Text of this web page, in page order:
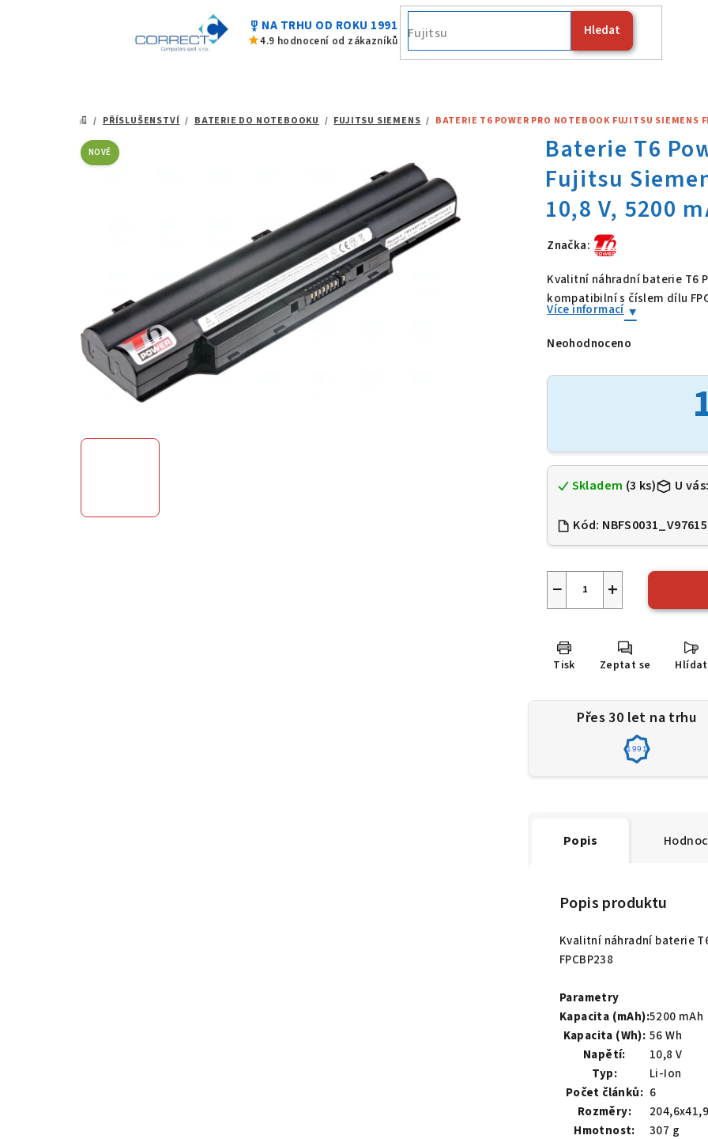
military_tech NA TRHU OD ROKU 1991
star4.9 hodnocení od zákazníků
Hledat
Fujitsu
DOMŮ
/ PŘÍSLUŠENSTVÍ / BATERIE DO NOTEBOOKU / FUJITSU SIEMENS / BATERIE T6 POWER PRO NOTEBOOK FUJITSU
Značka:
Baterie T6
Kvalitní náhradní baterie T6
kompatibilní s číslem dílu
Více informací
Průměrné
produktu
je
Neohodnoceno
Skladem (3 ks) U vás:
Kód: NBFS0031_V97615
+
−
Tisk Zeptat se Hlídat
NOVÉ
Přes 30 let na trhu
1991
Popis
Popis produktu
Kvalitní náhradní baterie
FPCBP238
Parametry
Kapacita (mAh):5200 mAh
Kapacita (Wh): 56 Wh
Napětí:
10,8 V
Typ:
Li-Ion
Počet článků: 6
Rozměry:
Hmotnost:
307 g
hvězdiček.